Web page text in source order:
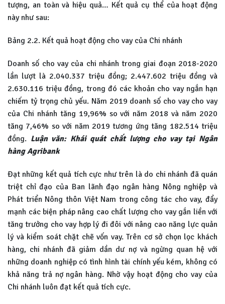
tượng, an toàn và hiệu quả… Kết quả cụ thể của hoạt động
này như sau:
Bảng 2.2. Kết quả hoạt động cho vay của Chi nhánh
Doanh số cho vay của chi nhánh trong giai đoạn 2018-2020
lần lượt là 2.040.337 triệu đồng; 2.447.602 triệu đồng và
2.630.116 triệu đồng, trong đó các khoản cho vay ngắn hạn
chiếm tỷ trọng chủ yếu. Năm 2019 doanh số cho vay cho vay
của Chi nhánh tăng 19,96% so với năm 2018 và năm 2020
tăng 7,46% so với năm 2019 tương ứng tăng 182.514 triệu
đồng. Luận văn: Khái quát chất lượng cho vay tại Ngân
hàng Agribank
Đạt những kết quả tích cực như trên là do chi nhánh đã quán
triệt chỉ đạo của Ban lãnh đạo ngân hàng Nông nghiệp và
Phát triển Nông thôn Việt Nam trong công tác cho vay, đẩy
mạnh các biện pháp nâng cao chất lượng cho vay gắn liền với
tăng trưởng cho vay hợp lý đi đôi với nâng cao năng lực quản
lý và kiểm soát chặt chẽ vốn vay. Trên cơ sở chọn lọc khách
hàng, chi nhánh đã giảm dần dư nợ và ngừng quan hệ với
những doanh nghiệp có tình hình tài chính yếu kém, không có
khả năng trả nợ ngân hàng. Nhờ vậy hoạt động cho vay của
Chi nhánh luôn đạt kết quả tích cực.